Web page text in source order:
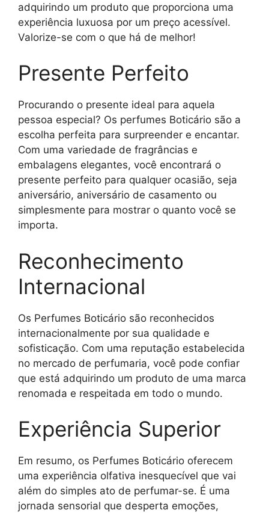
adquirindo um produto que proporciona uma
experiência luxuosa por um preço acessível.
Valorize-se com o que há de melhor!
Presente Perfeito
Procurando o presente ideal para aquela
pessoa especial? Os perfumes Boticário são a
escolha perfeita para surpreender e encantar.
Com uma variedade de fragrâncias e
embalagens elegantes, você encontrará o
presente perfeito para qualquer ocasião, seja
aniversário, aniversário de casamento ou
simplesmente para mostrar o quanto você se
importa.
Reconhecimento
Internacional
Os Perfumes Boticário são reconhecidos
internacionalmente por sua qualidade e
sofisticação. Com uma reputação estabelecida
no mercado de perfumaria, você pode confiar
que está adquirindo um produto de uma marca
renomada e respeitada em todo o mundo.
Experiência Superior
Em resumo, os Perfumes Boticário oferecem
uma experiência olfativa inesquecível que vai
além do simples ato de perfumar-se. É uma
jornada sensorial que desperta emoções,